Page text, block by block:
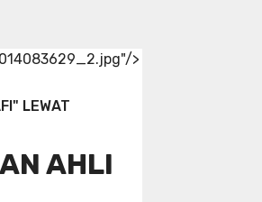
>
LEWAT
AHLI